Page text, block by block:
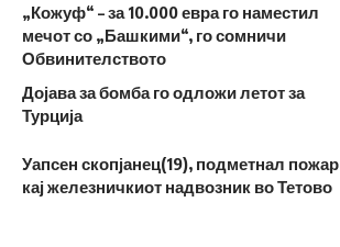
„Кожуф“ – за 10.000 евра го наместил
мечот со „Башкими“, го сомничи
Обвинителството
Дојава за бомба го одложи летот за
Турција
Уапсен скопјанец(19), подметнал пожар
кај железничкиот надвозник во Тетово